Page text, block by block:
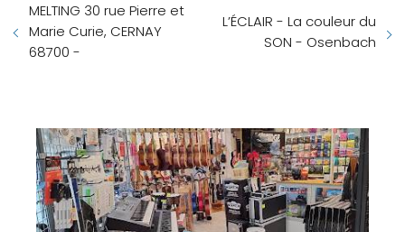
MELTING 30 rue Pierre et
Marie Curie, CERNAY
68700 -
L’ÉCLAIR - La couleur du
SON - Osenbach